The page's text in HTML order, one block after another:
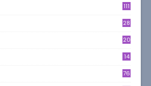
111
28
20
14
76